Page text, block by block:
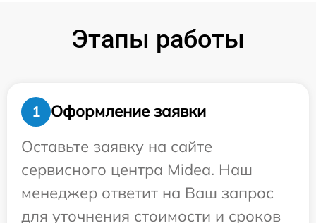
Этапы работы
1
Оформление заявки
Оставьте заявку на сайте
сервисного центра Midea. Наш
менеджер ответит на Ваш запрос
для уточнения стоимости и сроков